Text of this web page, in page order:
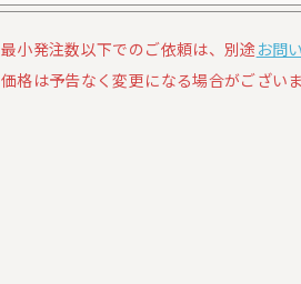
最小発注数以下でのご依頼は、別途 お問
価格は予告なく変更になる場合がござい